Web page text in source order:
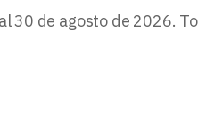
30 de agosto de 2026.